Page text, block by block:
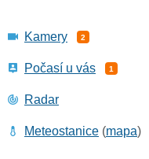
Kamery 2
Počasí u vás 1
Radar
Meteostanice (mapa)